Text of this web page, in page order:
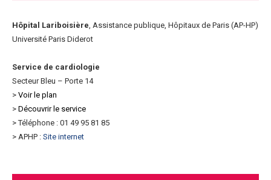
Hôpital Lariboisière, Assistance publique, Hôpitaux de Paris (AP-HP)
Université Paris Diderot
Service de cardiologie
Secteur Bleu – Porte 14
> Voir le plan
> Découvrir le service
> Téléphone : 01 49 95 81 85
> APHP : Site internet